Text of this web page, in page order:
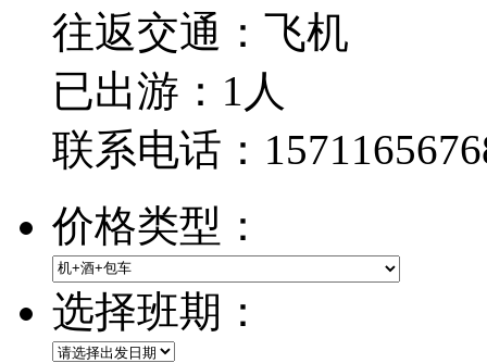
往返交通：飞机
已出游：1人
联系电话：
价格类型：
选择班期：